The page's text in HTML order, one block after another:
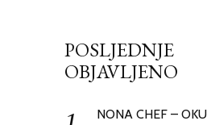
POSLJEDNJE
OBJAVLJENO
NONA CHEF –